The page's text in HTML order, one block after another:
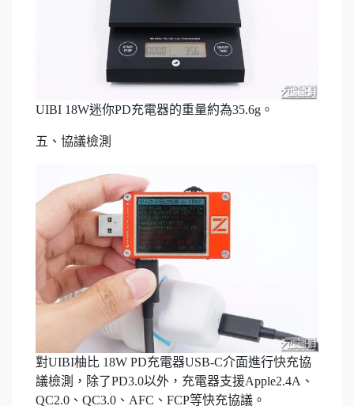
UIBI 18W迷你PD充電器的重量約為35.6g。
五、協議檢測
對UIBI柚比 18W PD充電器USB-C介面進行快充協
議檢測，除了PD3.0以外，充電器支援Apple2.4A、
QC2.0、QC3.0、AFC、FCP等快充協議。